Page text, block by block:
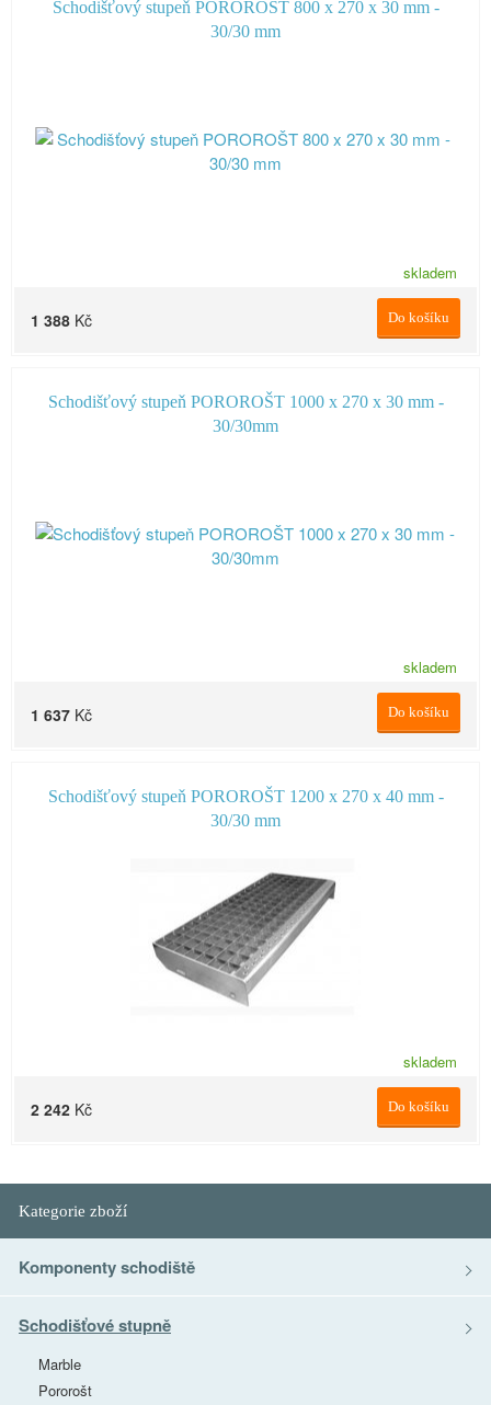
Schodišťový stupeň POROROŠT 800 x 270 x 30 mm -
30/30 mm
skladem
Do košíku
1 388 Kč
Schodišťový stupeň POROROŠT 1000 x 270 x 30 mm -
30/30mm
skladem
Do košíku
1 637 Kč
Schodišťový stupeň POROROŠT 1200 x 270 x 40 mm -
30/30 mm
skladem
Do košíku
2 242 Kč
Kategorie zboží
Komponenty schodiště
Schodišťové stupně
Marble
Pororošt